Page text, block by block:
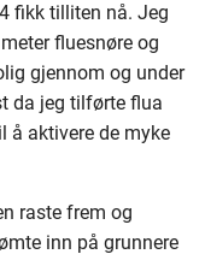
fikk tilliten nå. Jeg
fluesnøre og
gjennom og under
da jeg tilførte flua
å aktivere de myke
raste frem og
inn på grunnere